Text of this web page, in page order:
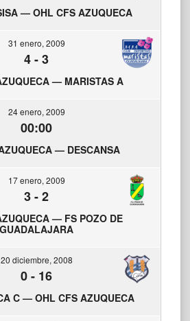
— OHL CFS AZUQUECA
31 enero, 2009
4-3
— MARISTAS A
24 enero, 2009
00:00
— DESCANSA
17 enero, 2009
3-2
— FS POZO DE
GUADALAJARA
20 diciembre, 2008
0- 16
C — OHL CFS AZUQUECA